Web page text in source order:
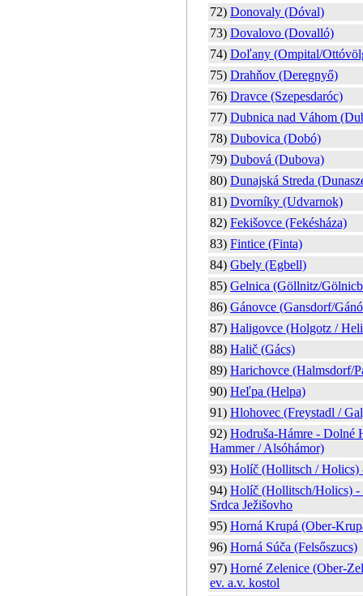
72) Donovaly (Dóval)
73) Dovalovo (Dovalló)
74) Doľany (Ompital/
75) Drahňov (Deregnyő)
76) Dravce (Szepesdaróc)
77) Dubnica nad Váhom
78) Dubovica (Dobó)
79) Dubová (Dubova)
80) Dunajská Streda
81) Dvorníky (Udvarnok)
82) Fekišovce (Fekésháza)
83) Fintice (Finta)
84) Gbely (Egbell)
85) Gelnica (Göllnitz/
86) Gánovce (Gansdorf/
87) Haligovce (Holgotz /
88) Halič (Gács)
89) Harichovce (Halmsdorf/
90) Heľpa (Helpa)
91) Hlohovec (Freystadl /
92) Hodruša-Hámre - Dolné
Hammer / Alsóhámor)
93) Holíč (Hollitsch / Holics)
94) Holíč (Hollitsch/Holics) -
Srdca Ježišovho
95) Horná Krupá (Ober-
96) Horná Súča (Felsőszucs)
97) Horné Zelenice (Ober-
ev. a.v. kostol